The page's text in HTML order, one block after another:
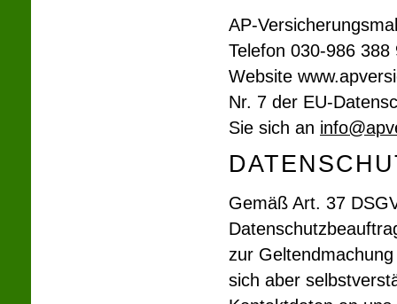
AP-
Telefon 030-986 388
Website
Nr. 7 der EU-
Sie sich an
Gemäß Art. 37
zur
sich aber